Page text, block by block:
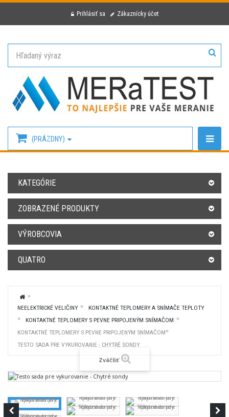
Prihlásiť sa Zákaznícky účet
(PRÁZDNY)
KATEGÓRIE
ZOBRAZENÉ PRODUKTY
VÝROBCOVIA
QUATRO
NEELEKTRICKÉ VELIČINY
KONTAKTNÉ TEPLOMERY A SNÍMAČE TEPLOTY
KONTAKTNÉ TEPLOMERY S PEVNE PRIPOJENÝM SNÍMAČOM
KONTAKTNÉ TEPLOMERY S PEVNE PRIPOJENÝM SNÍMAČOM
TESTO SADA PRE VYKUROVANIE - CHYTRÉ SONDY
Zväčšiť